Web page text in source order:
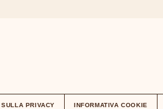
PRIVACY INFORMATIVA COOKIE